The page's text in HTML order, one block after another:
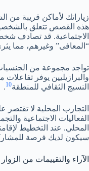
زياراتك لأماكن قريبة
هذه القصص تتعلق
الاجتماعية. قد تصادف
“المعافى” وغيرهم، مما
تواجد مجموعة من
والبرازيليين يوفر
النسيج الثقافي للمنطقة10
.
التجارب المحلية لا
الفعاليات الاجتماعية
المحلي. عند التخطيط
سيكون لديك فرصة
الآراء والتقييمات من الزوار